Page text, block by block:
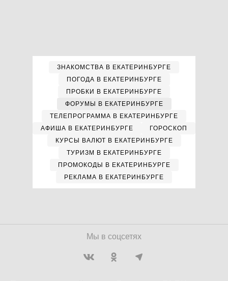
ЗНАКОМСТВА В ЕКАТЕРИНБУРГЕ
ПОГОДА В ЕКАТЕРИНБУРГЕ
ПРОБКИ В ЕКАТЕРИНБУРГЕ
ФОРУМЫ В ЕКАТЕРИНБУРГЕ
ТЕЛЕПРОГРАММА В ЕКАТЕРИНБУРГЕ
АФИША В ЕКАТЕРИНБУРГЕ
ГОРОСКОП
КУРСЫ ВАЛЮТ В ЕКАТЕРИНБУРГЕ
ТУРИЗМ В ЕКАТЕРИНБУРГЕ
ПРОМОКОДЫ В ЕКАТЕРИНБУРГЕ
РЕКЛАМА В ЕКАТЕРИНБУРГЕ
Мы в соцсетях